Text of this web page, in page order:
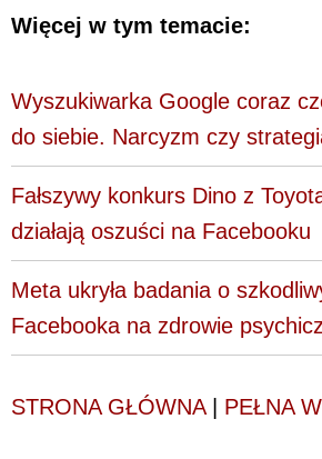
Więcej w tym temacie:
Wyszukiwarka Google coraz
do siebie. Narcyzm czy
Fałszywy konkurs Dino z
działają oszuści na Facebooku
Meta ukryła badania o
Facebooka na zdrowie
STRONA GŁÓWNA| PEŁNA